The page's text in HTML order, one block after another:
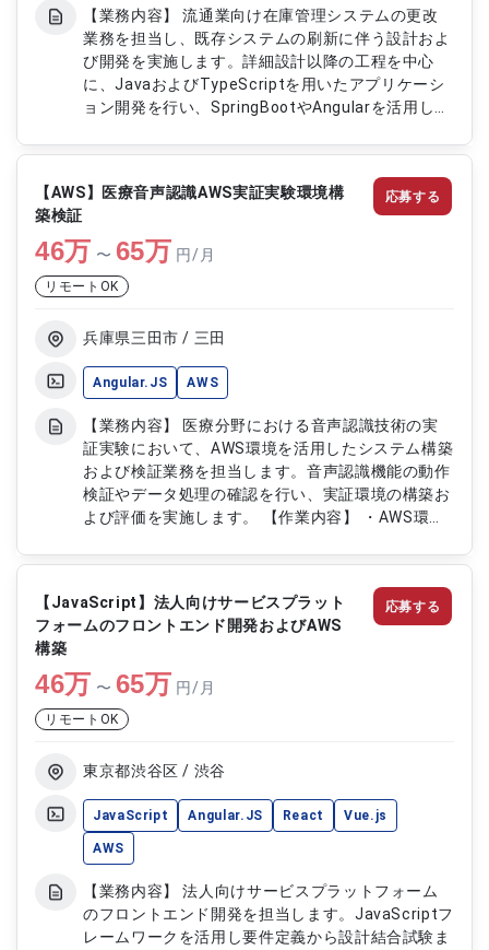
【業務内容】 流通業向け在庫管理システムの更改
業務を担当し、既存システムの刷新に伴う設計およ
び開発を実施します。詳細設計以降の工程を中心
に、JavaおよびTypeScriptを用いたアプリケーシ
ョン開発を行い、SpringBootやAngularを活用した
築やDocker環境の利用を含め、モダンな開発環境
下でのシステム更改対応全般を担います。 【作業
内容】 ・JavaおよびTypeScriptを用いた在庫管理
アプリケーション実装 ・詳細設計以降の工程対応
・クラウド基盤の構築および環境設定対応 ・
Dockerを用いた開発環境構築および運用対応
【AWS】医療音声認識AWS実証実験環境構
築検証
46万 〜 65万 円/月
リモートOK
兵庫県三田市 / 三田
Angular.JS AWS
【業務内容】 医療分野における音声認識技術の実
証実験において、AWS環境を活用したシステム構築
および検証業務を担当します。音声認識機能の動作
検証やデータ処理の確認を行い、実証環境の構築お
よび評価を実施します。 【作業内容】 ・AWS環境
ムの動作検証および評価 ・医療データを用いた処
理結果の確認作業 ・実証実験用システムの設定お
よび調整対応 ・検証結果の整理および報告資料作
成 ・課題抽出および改善点の整理対応
応募する
【JavaScript】法人向けサービスプラット
フォームのフロントエンド開発およびAWS
構築
46万 〜 65万 円/月
リモートOK
東京都渋谷区 / 渋谷
JavaScript Angular.JS React Vue.js
AWS
【業務内容】 法人向けサービスプラットフォーム
のフロントエンド開発を担当します。JavaScriptフ
レームワークを活用し要件定義から設計結合試験ま
応募する